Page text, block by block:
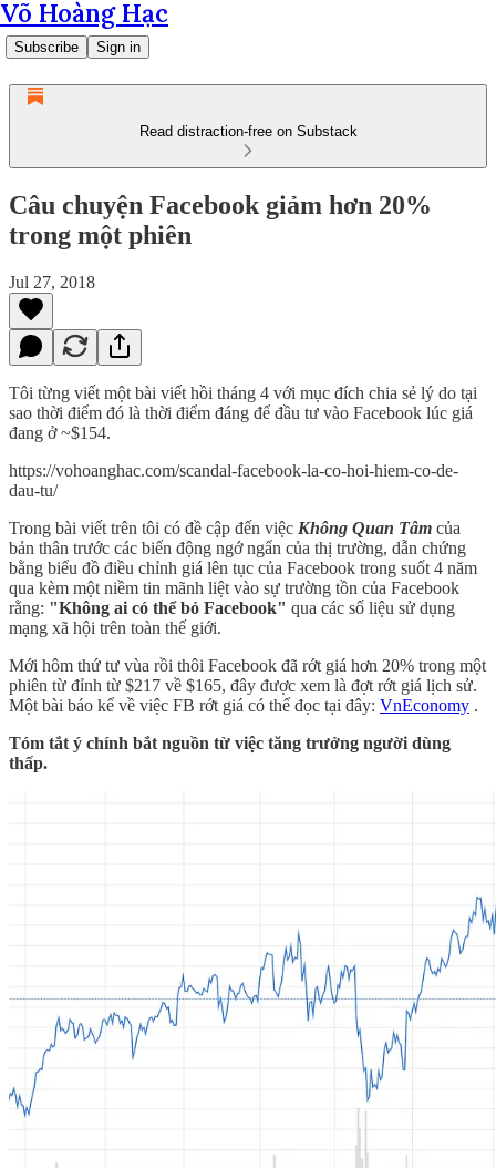
Võ Hoàng Hạc
Subscribe Sign in
Read distraction-free on Substack
Câu chuyện Facebook giảm hơn 20%
trong một phiên
Jul 27, 2018
Tôi từng viết một bài viết hồi tháng 4 với mục đích chia sẻ lý do tại
sao thời điểm đó là thời điểm đáng để đầu tư vào Facebook lúc giá
đang ở ~$154.
https://vohoanghac.com/scandal-facebook-la-co-hoi-hiem-co-de-
dau-tu/
Trong bài viết trên tôi có đề cập đến việc Không Quan Tâm của
bản thân trước các biến động ngớ ngẩn của thị trường, dẫn chứng
bằng biểu đồ điều chỉnh giá lên tục của Facebook trong suốt 4 năm
qua kèm một niềm tin mãnh liệt vào sự trường tồn của Facebook
rằng: "Không ai có thể bỏ Facebook" qua các số liệu sử dụng
mạng xã hội trên toàn thế giới.
Mới hôm thứ tư vùa rồi thôi Facebook đã rớt giá hơn 20% trong một
phiên từ đỉnh từ $217 về $165, đây được xem là đợt rớt giá lịch sử.
Một bài báo kể về việc FB rớt giá có thể đọc tại đây: VnEconomy .
Tóm tắt ý chính bắt nguồn từ việc tăng trưởng người dùng
thấp.